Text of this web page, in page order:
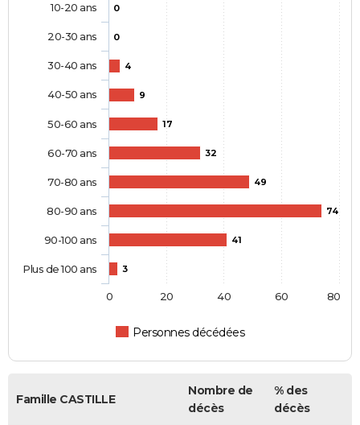
0
0
4
9
17
32
49
74
41
3
Personnes décédées
10-20 ans
20-30 ans
30-40 ans
40-50 ans
50-60 ans
60-70 ans
70-80 ans
80-90 ans
90-100 ans
Plus de 100 ans
0 20 40 60 80
Famille CASTILLE
Nombre de
décès
% des
décès